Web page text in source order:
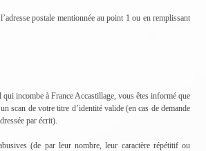
postale mentionnée au point 1 ou en remplissant
incombe à France Accastillage, vous êtes informé que
scan de votre titre d’identité valide (en cas de demande
par écrit).
(de par leur nombre, leur caractère répétitif ou